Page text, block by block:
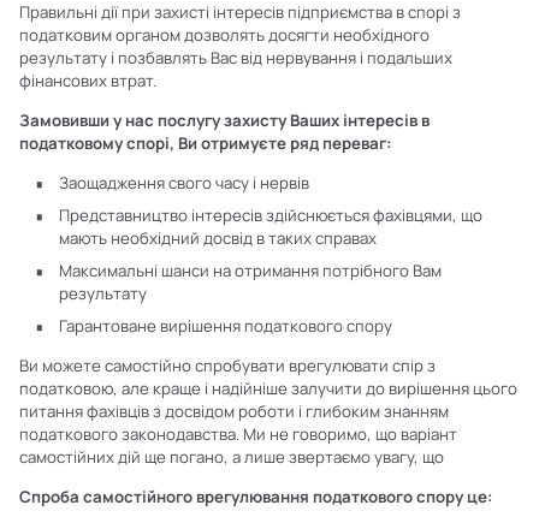
Правильні дії при захисті інтересів підприємства в спорі з
податковим органом дозволять досягти необхідного
результату і позбавлять Вас від нервування і подальших
фінансових втрат.
Замовивши у нас послугу захисту Ваших інтересів в
податковому спорі, Ви отримуєте ряд переваг:
Заощадження свого часу і нервів
Представництво інтересів здійснюється фахівцями, що
мають необхідний досвід в таких справах
Максимальні шанси на отримання потрібного Вам
результату
Гарантоване вирішення податкового спору
Ви можете самостійно спробувати врегулювати спір з
податковою, але краще і надійніше залучити до вирішення цього
питання фахівців з досвідом роботи і глибоким знанням
податкового законодавства. Ми не говоримо, що варіант
самостійних дій ще погано, а лише звертаємо увагу, що
Спроба самостійного врегулювання податкового спору це: